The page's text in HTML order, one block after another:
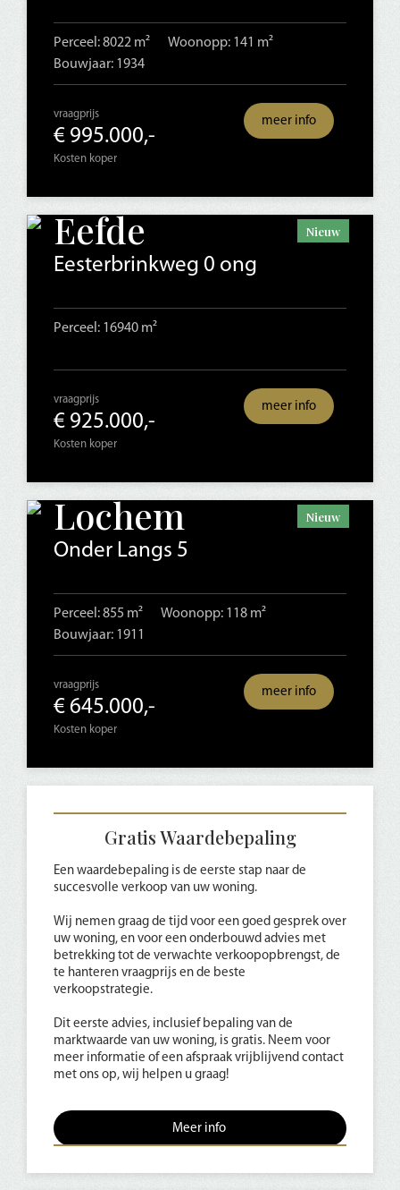
Perceel: 8022 m²
Woonopp: 141 m²
Bouwjaar: 1934
vraagprijs
€ 995.000,-
Kosten koper
meer info
Eefde Nieuw
Eesterbrinkweg 0 ong
Perceel: 16940 m²
vraagprijs
€ 925.000,-
Kosten koper
meer info
Lochem Nieuw
Onder Langs 5
Perceel: 855 m²
Woonopp: 118 m²
Bouwjaar: 1911
vraagprijs
€ 645.000,-
Kosten koper
meer info
Gratis Waardebepaling
Een waardebepaling is de eerste stap naar de
succesvolle verkoop van uw woning.
Wij nemen graag de tijd voor een goed gesprek over
uw woning, en voor een onderbouwd advies met
betrekking tot de verwachte verkoopopbrengst, de
te hanteren vraagprijs en de beste
verkoopstrategie.
Dit eerste advies, inclusief bepaling van de
marktwaarde van uw woning, is gratis. Neem voor
meer informatie of een afspraak vrijblijvend contact
met ons op, wij helpen u graag!
Meer info